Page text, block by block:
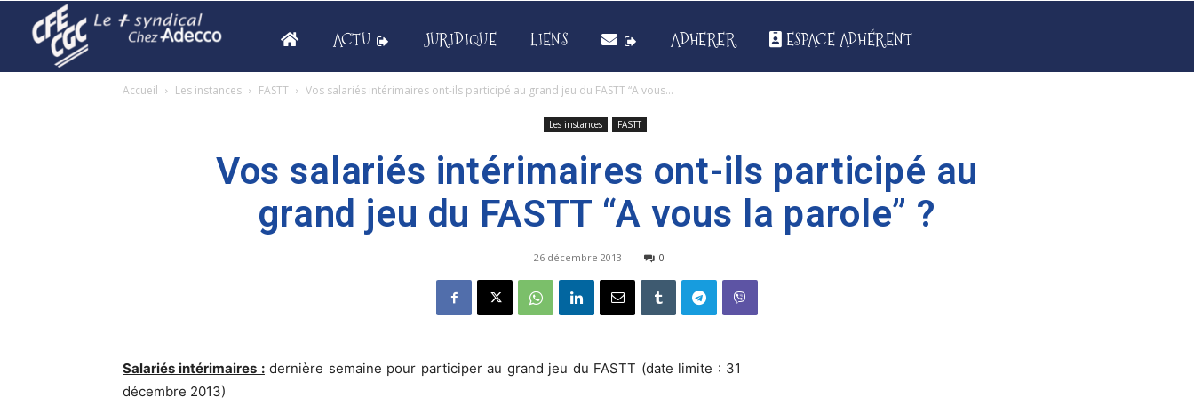
ACTU JURIDIQUE LIENS ADHERER ESPACE ADHÉRENT
Accueil Les instances FASTT Vos salariés intérimaires ont-ils participé au grand jeu du FASTT “A vous...
Les instances FASTT
Vos salariés intérimaires ont-ils participé au
grand jeu du FASTT “A vous la parole” ?
26 décembre 2013 0
Salariés intérimaires :dernière semaine pour participer au grand jeu du FASTT (date limite : 31
décembre 2013)